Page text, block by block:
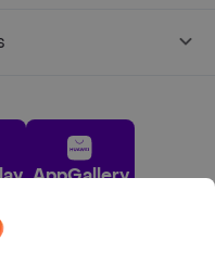
AppGallery